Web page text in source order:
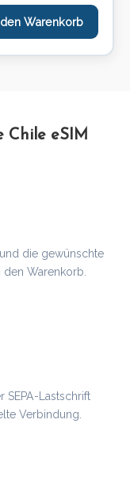
Warenkorb
Chile eSIM
die gewünschte
den Warenkorb.
SEPA-Lastschrift
Verbindung.